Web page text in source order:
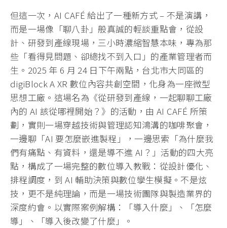
但這一次，AI CAFÉ 給出了一種新方式 – 不是演講，
而是一場像「聊八卦」般真誠的輕談重點會，從設
計、研發到產線現場，三小時濃縮智慧本味，專為那
些「看得見問題、卻總找不到入口」的產業管理者而
生。2025 年 6 月 24 日下午兩點，台北市大同區的
digiBlock A XR 數位內容共創空間，化身為一座微型
思想工廠。這場名為《從研發到產線，一起聊聊工廠
內的 AI 該從哪裡開始？》的活動，由 AI CAFÉ 所策
劃，實則一場穿越技術與管理認知鴻溝的咖啡聚會，
一邊聊「AI 要怎麼嵌進製程」，一邊思索「為什麼我
們有痛點、有資料，還是導不進 AI？」活動的四大亮
點，構成了一場完整的數位導入教戰：從設計優化、
排程調度，到 AI 輔助決策與數位孿生模擬。不是炫
技，更不是純理論，而是一場技術團隊與製造業界的
深度約會。以實際案例解構：「導入什麼」、「怎麼
導」、「導入後改變了什麼」。